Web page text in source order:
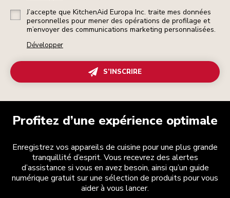
J’accepte que KitchenAid Europa Inc. traite mes données
personnelles pour mener des opérations de profilage et
m’envoyer des communications marketing personnalisées.
Développer
S’INSCRIRE
Profitez d’une expérience optimale
Enregistrez vos appareils de cuisine pour une plus grande
tranquillité d’esprit. Vous recevrez des alertes
d’assistance si vous en avez besoin, ainsi qu’un guide
numérique gratuit sur une sélection de produits pour vous
aider à vous lancer.